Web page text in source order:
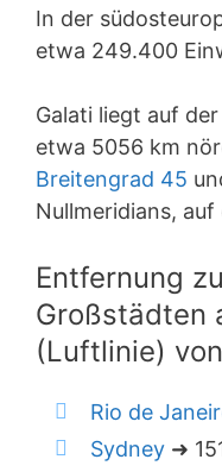
In der
etwa 249.400
Galati liegt auf
etwa 5056 km
Breitengrad 45
Nullmeridians, auf
Entfernung
Großstädten
(Luftlinie)
Rio de
Sydney ➜